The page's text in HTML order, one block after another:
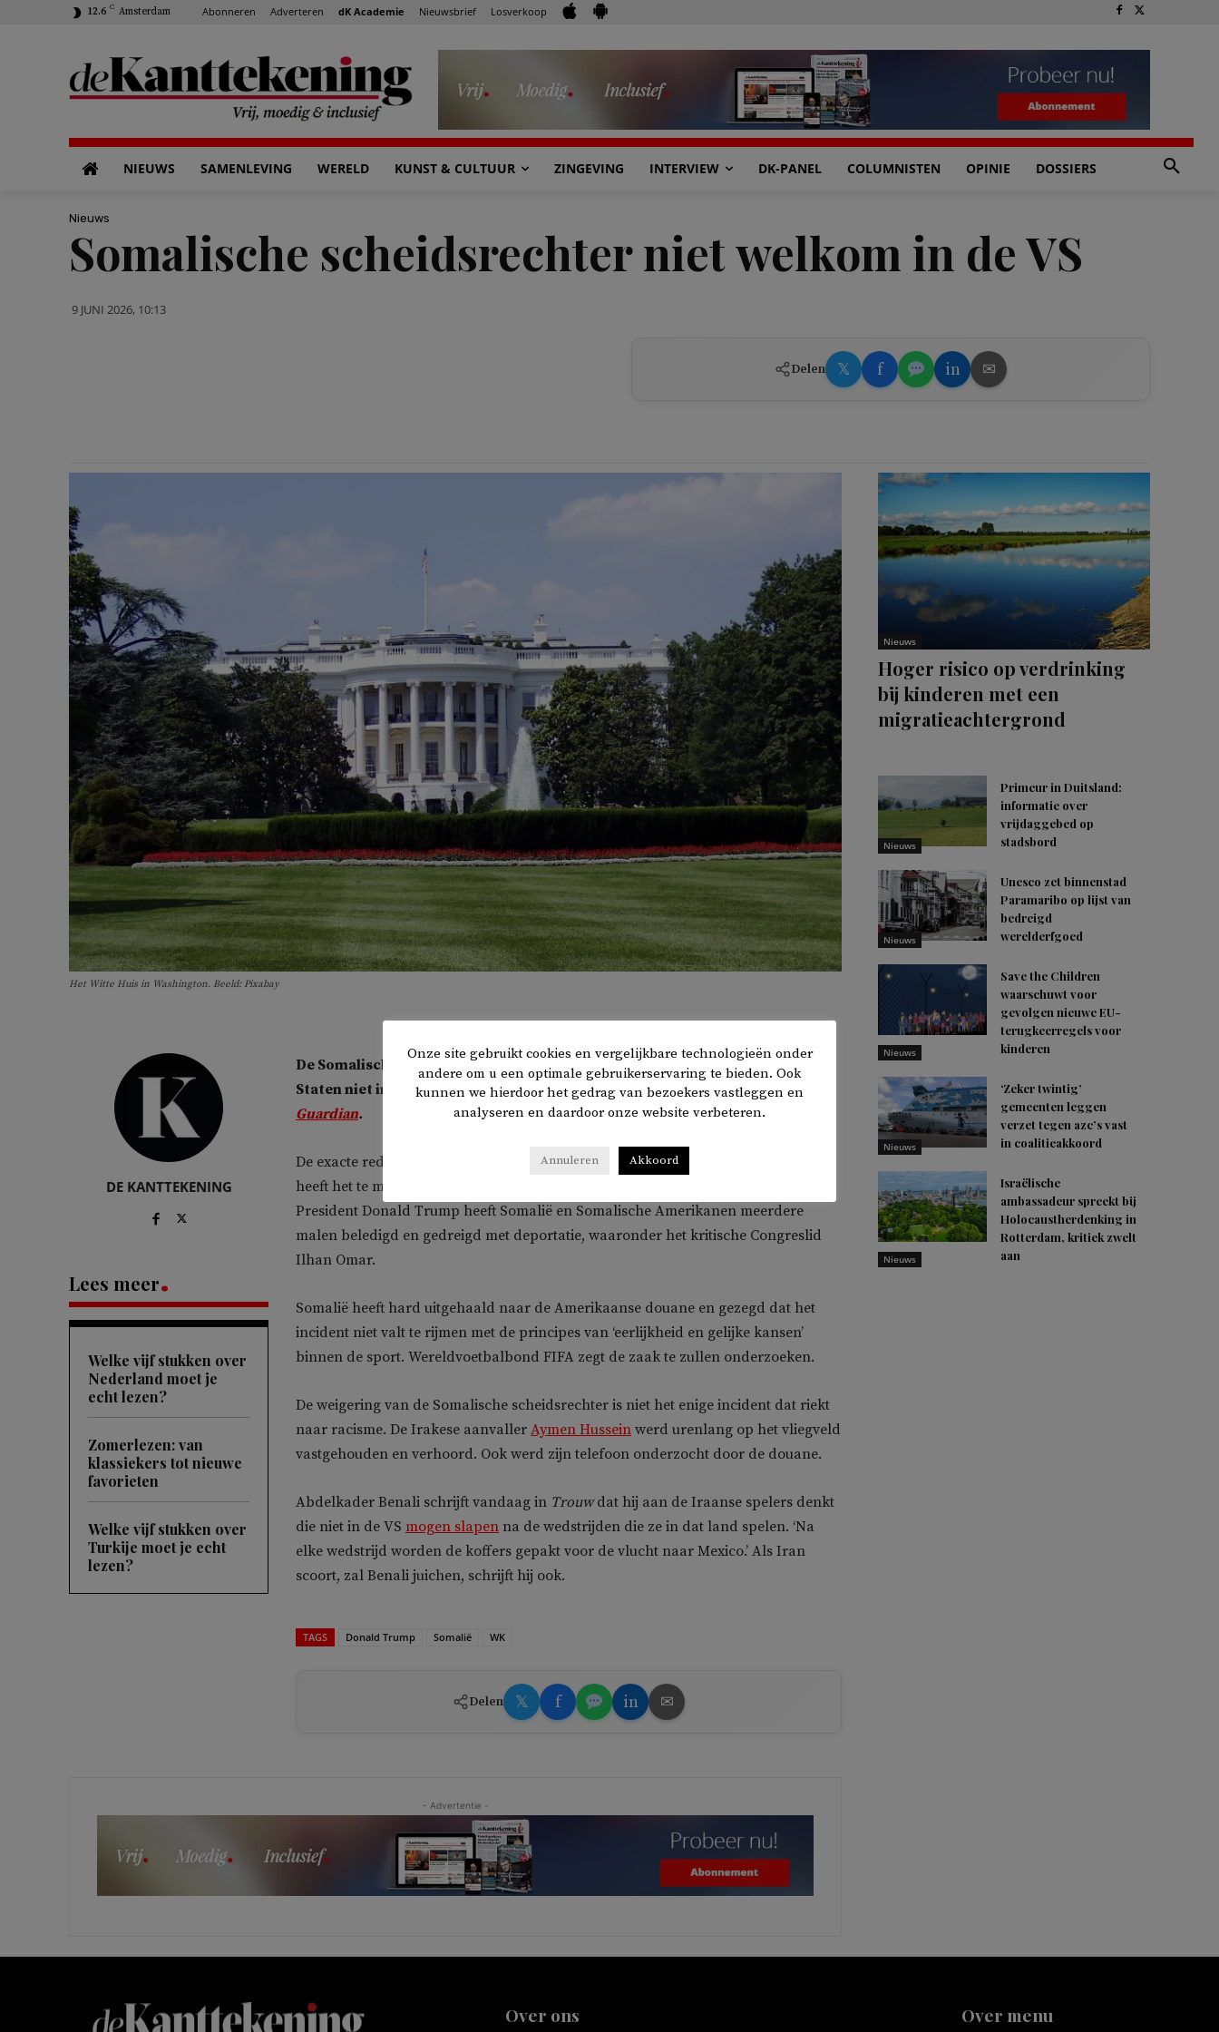
12.6 C Amsterdam Abonneren Adverteren dK Academie Nieuwsbrief Losverkoop
NIEUWS SAMENLEVING WERELD KUNST & CULTUUR ZINGEVING INTERVIEW DK-PANEL COLUMNISTEN OPINIE DOSSIERS
Nieuws
Somalische scheidsrechter niet welkom in de VS
9 JUNI 2026, 10:13
Delen 𝕏 f in ✉
Het Witte Huis in Washington. Beeld: Pixabay
DE KANTTEKENING
Lees meer
Welke vijf stukken over
Nederland moet je
echt lezen?
Zomerlezen: van
klassiekers tot nieuwe
favorieten
Welke vijf stukken over
Turkije moet je echt
lezen?
De Somalische scheidsrechter Omar Abdulkadir Artan mag de Verenigde
Staten niet in om voor het WK te fluiten, zo meldt de Britse krantThe
Guardian.
De exacte reden voor de weigering is niet officieel bekendgemaakt, maar mogelijk
heeft het te maken met het anti-Somalische karakter van het Trump-regime.
President Donald Trump heeft Somalië en Somalische Amerikanen meerdere
malen beledigd en gedreigd met deportatie, waaronder het kritische Congreslid
Ilhan Omar.
Somalië heeft hard uitgehaald naar de Amerikaanse douane en gezegd dat het
incident niet valt te rijmen met de principes van ‘eerlijkheid en gelijke kansen’
binnen de sport. Wereldvoetbalbond FIFA zegt de zaak te zullen onderzoeken.
De weigering van de Somalische scheidsrechter is niet het enige incident dat riekt
naar racisme. De Irakese aanvaller Aymen Hussein werd urenlang op het vliegveld
vastgehouden en verhoord. Ook werd zijn telefoon onderzocht door de douane.
Abdelkader Benali schrijft vandaag in Trouwdat hij aan de Iraanse spelers denkt
die niet in de VS mogen slapen na de wedstrijden die ze in dat land spelen. ‘Na
elke wedstrijd worden de koffers gepakt voor de vlucht naar Mexico.’ Als Iran
scoort, zal Benali juichen, schrijft hij ook.
TAGS Donald Trump Somalië WK
Delen 𝕏 f in ✉
- Advertentie -
Nieuws
Hoger risico op verdrinking
bij kinderen met een
migratieachtergrond
Nieuws
Primeur in Duitsland:
informatie over
vrijdaggebed op
stadsbord
Nieuws
Unesco zet binnenstad
Paramaribo op lijst van
bedreigd
werelderfgoed
Nieuws
Save the Children
waarschuwt voor
gevolgen nieuwe EU-
terugkeerregels voor
kinderen
Nieuws
‘Zeker twintig’
gemeenten leggen
verzet tegen azc’s vast
in coalitieakkoord
Nieuws
Israëlische
ambassadeur spreekt bij
Holocaustherdenking in
Rotterdam, kritiek zwelt
aan
Over ons Over menu
Onze site gebruikt cookies en vergelijkbare technologieën onder
andere om u een optimale gebruikerservaring te bieden. Ook
kunnen we hierdoor het gedrag van bezoekers vastleggen en
analyseren en daardoor onze website verbeteren.
Annuleren Akkoord